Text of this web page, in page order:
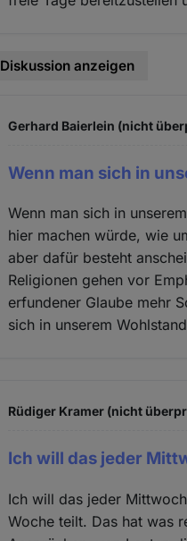
Diskussion anzeigen
Gerhard Baierlein (nicht
Wenn man sich in
Wenn man sich in
hier machen würde, wie
aber dafür besteht
Religionen gehen vor
erfundener Glaube mehr
sich in unserem
Rüdiger Kramer (nicht
Ich will das jeder
Ich will das jeder
Woche teilt. Das hat was